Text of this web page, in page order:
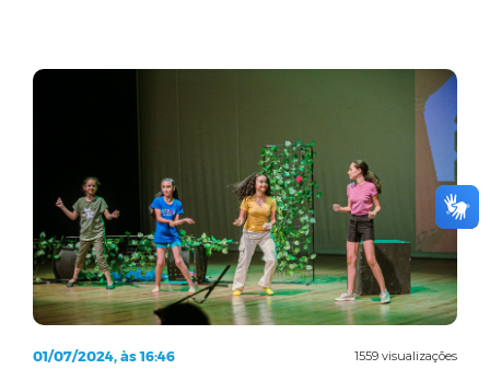
1559 visualizações
01/07/2024, às 16:46